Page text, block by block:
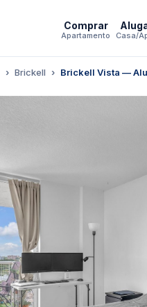
Comprar
Apartamento Casa/
Brickell Brickell Vista —